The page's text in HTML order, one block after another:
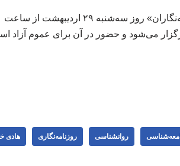
کوچه هرات، پلاک ۱۱ برگزار می‌شود و حضور در آن
روانشناسی روزنامه‌نگاری هادی